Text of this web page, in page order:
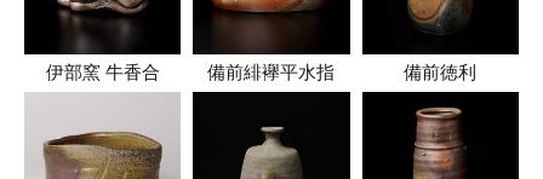
伊部窯 牛香合 備前緋襷平水指 備前徳利